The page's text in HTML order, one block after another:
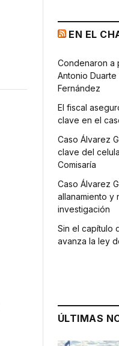
EN EL
Condenaron a
Antonio
Fernández
El fiscal
clave en el
Caso Álvarez
clave del
Comisaría
Caso Álvarez
allanamiento y
investigación
Sin el capítulo
avanza la ley
ÚLTIMAS